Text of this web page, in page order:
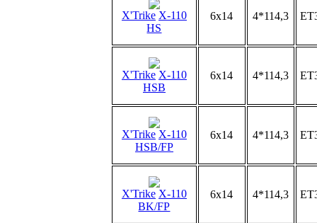
X'Trike X-110
HS
6x14 4*114,3
X'Trike X-110
HSB
6x14 4*114,3
X'Trike X-110
HSB/FP
6x14 4*114,3
X'Trike X-110
BK/FP
6x14 4*114,3